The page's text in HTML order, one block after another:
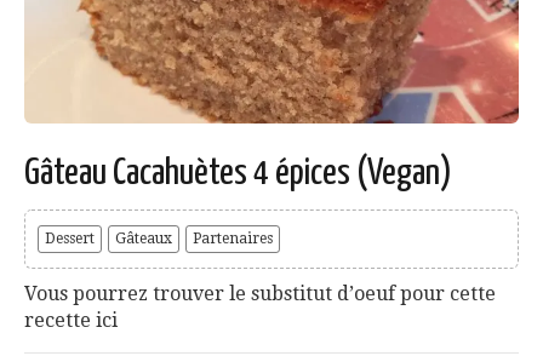
Gâteau Cacahuètes 4 épices (Vegan)
Dessert Gâteaux Partenaires
Vous pourrez trouver le substitut d’oeuf pour cette
recette ici